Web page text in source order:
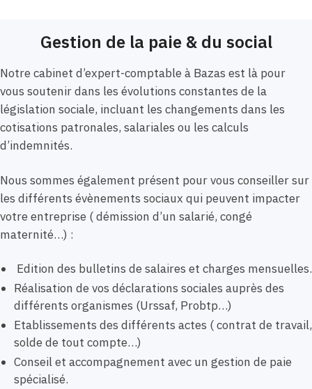
Gestion de la paie & du social
Notre cabinet d’expert-comptable à Bazas est là pour
vous soutenir dans les évolutions constantes de la
législation sociale, incluant les changements dans les
cotisations patronales, salariales ou les calculs
d’indemnités.
Nous sommes également présent pour vous conseiller sur
les différents évènements sociaux qui peuvent impacter
votre entreprise ( démission d’un salarié, congé
maternité…) :
Edition des bulletins de salaires et charges mensuelles.
Réalisation de vos déclarations sociales auprès des
différents organismes (Urssaf, Probtp…)
Etablissements des différents actes ( contrat de travail,
solde de tout compte…)
Conseil et accompagnement avec un gestion de paie
spécialisé.